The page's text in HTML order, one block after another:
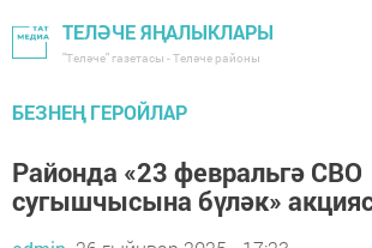
ТЕЛӘЧЕ ЯҢАЛЫКЛАРЫ
"Теләче" газетасы - Теләче районы
БЕЗНЕҢ ГЕРОЙЛАР
Районда «23 февральгә СВО
сугышчысына бүләк»